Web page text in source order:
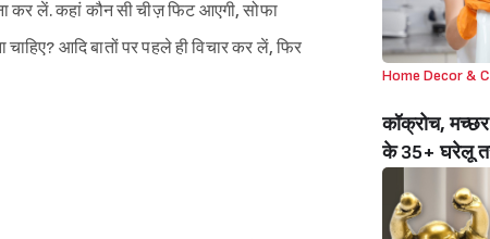
कर लें. कहां कौन सी चीज़ फिट आएगी, सोफा
आदि बातों पर पहले ही विचार कर लें, फिर
Home Decor &
कॉक्रोच,
के 35+ घरेलू
To Get Rid